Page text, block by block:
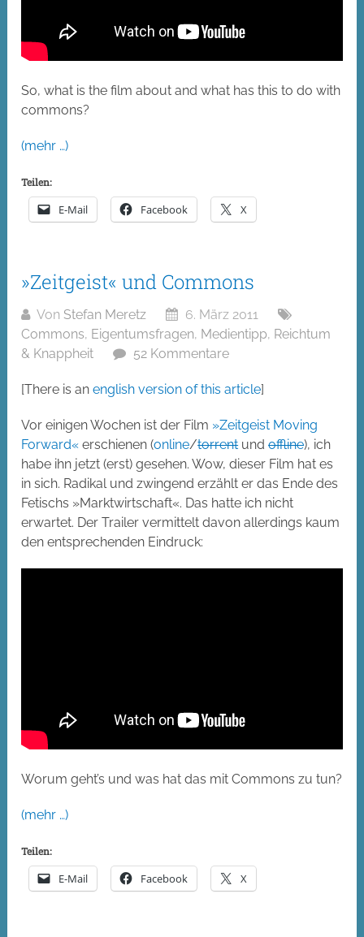
So, what is the film about and what has this to do with
commons?
(mehr …)
Teilen:
E-Mail Facebook X
»Zeitgeist« und Commons
Von Stefan Meretz
6. März 2011
Commons, Eigentumsfragen, Medientipp, Reichtum
& Knappheit
52 Kommentare
[There is anenglish version of this article]
Vor einigen Wochen ist der Film »Zeitgeist Moving
Forward« erschienen (online/torrentundoffline), ich
habe ihn jetzt (erst) gesehen. Wow, dieser Film hat es
in sich. Radikal und zwingend erzählt er das Ende des
Fetischs »Marktwirtschaft«. Das hatte ich nicht
erwartet. Der Trailer vermittelt davon allerdings kaum
den entsprechenden Eindruck:
Worum geht’s und was hat das mit Commons zu tun?
(mehr …)
Teilen:
E-Mail Facebook X